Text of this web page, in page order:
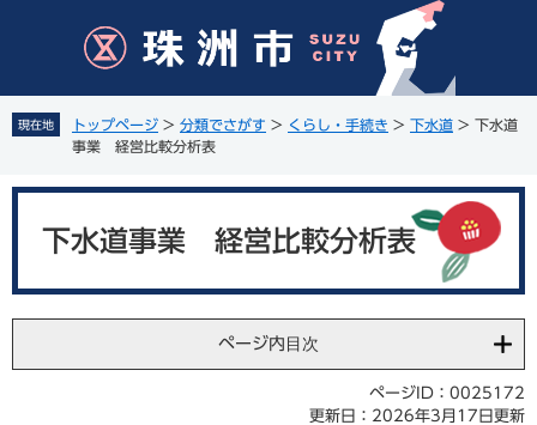
先
頭
す
を
飛
し
現在地 トップページ > 分類でさがす > くらし・手続き > 下水道 > 下水道
事業 経営比較分析表
下水道事業 経営比較分析表
ページ内目次
ページID：0025172
更新日：2026年3月17日更新